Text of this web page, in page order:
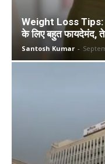
Weight Loss Tips:
के लिए बहुत फायदेमंद,
Santosh Kumar -